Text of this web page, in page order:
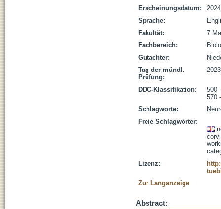
Erscheinungsdatum:
Sprache:
Fakultät:
7
Fachbereich:
Gutachter:
Tag der mündl.
Prüfung:
DDC-Klassifikation:
500
570
Schlagworte:
Freie Schlagwörter:
Lizenz:
Zur Langanzeige
Abstract: